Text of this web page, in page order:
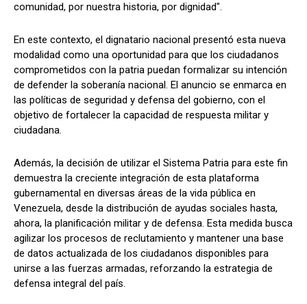
comunidad, por nuestra historia, por dignidad".
En este contexto, el dignatario nacional presentó esta nueva
modalidad como una oportunidad para que los ciudadanos
comprometidos con la patria puedan formalizar su intención
de defender la soberanía nacional. El anuncio se enmarca en
las políticas de seguridad y defensa del gobierno, con el
objetivo de fortalecer la capacidad de respuesta militar y
ciudadana.
Además, la decisión de utilizar el Sistema Patria para este fin
demuestra la creciente integración de esta plataforma
gubernamental en diversas áreas de la vida pública en
Venezuela, desde la distribución de ayudas sociales hasta,
ahora, la planificación militar y de defensa. Esta medida busca
agilizar los procesos de reclutamiento y mantener una base
de datos actualizada de los ciudadanos disponibles para
unirse a las fuerzas armadas, reforzando la estrategia de
defensa integral del país.